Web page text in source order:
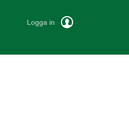
Logga in